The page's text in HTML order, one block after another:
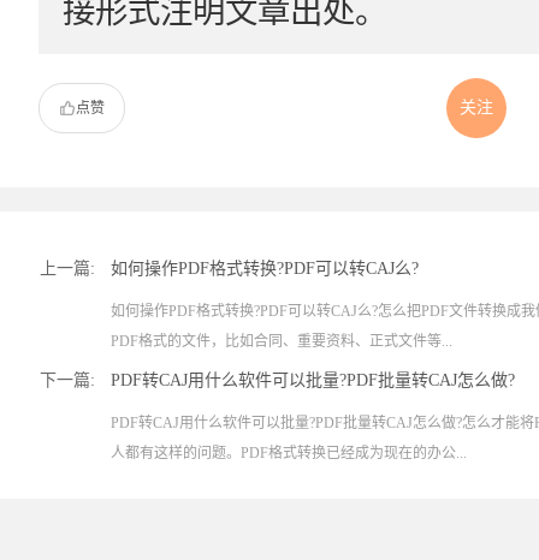
接形式注明文章出处。
点赞 关注
上一篇: 如何操作PDF格式转换?PDF可以转CAJ么?
如何操作PDF格式转换?PDF可以转CAJ么?怎么把PDF文件转换成
PDF格式的文件，比如合同、重要资料、正式文件等...
下一篇: PDF转CAJ用什么软件可以批量?PDF批量转CAJ怎么做?
PDF转CAJ用什么软件可以批量?PDF批量转CAJ怎么做?怎么才能
人都有这样的问题。PDF格式转换已经成为现在的办公...